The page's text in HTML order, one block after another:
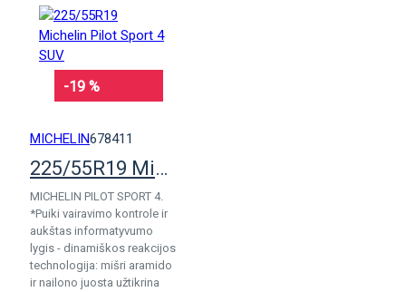
-19 %
MICHELIN678411
225/55R19 Michelin Pilot Sport 4 SUV
MICHELIN PILOT SPORT 4.
*Puiki vairavimo kontrole ir
aukštas informatyvumo
lygis - dinamiškos reakcijos
technologija: mišri aramido
ir nailono juosta užtikrina